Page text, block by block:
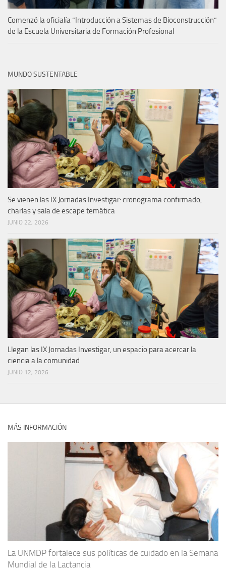
Comenzó la oficialía “Introducción a Sistemas de Bioconstrucción”
de la Escuela Universitaria de Formación Profesional
MUNDO SUSTENTABLE
Se vienen las IX Jornadas Investigar: cronograma confirmado,
charlas y sala de escape temática
JUNIO 22, 2026
Llegan las IX Jornadas Investigar, un espacio para acercar la
ciencia a la comunidad
JUNIO 12, 2026
MÁS INFORMACIÓN
La UNMDP fortalece sus políticas de cuidado en la Semana
Mundial de la Lactancia